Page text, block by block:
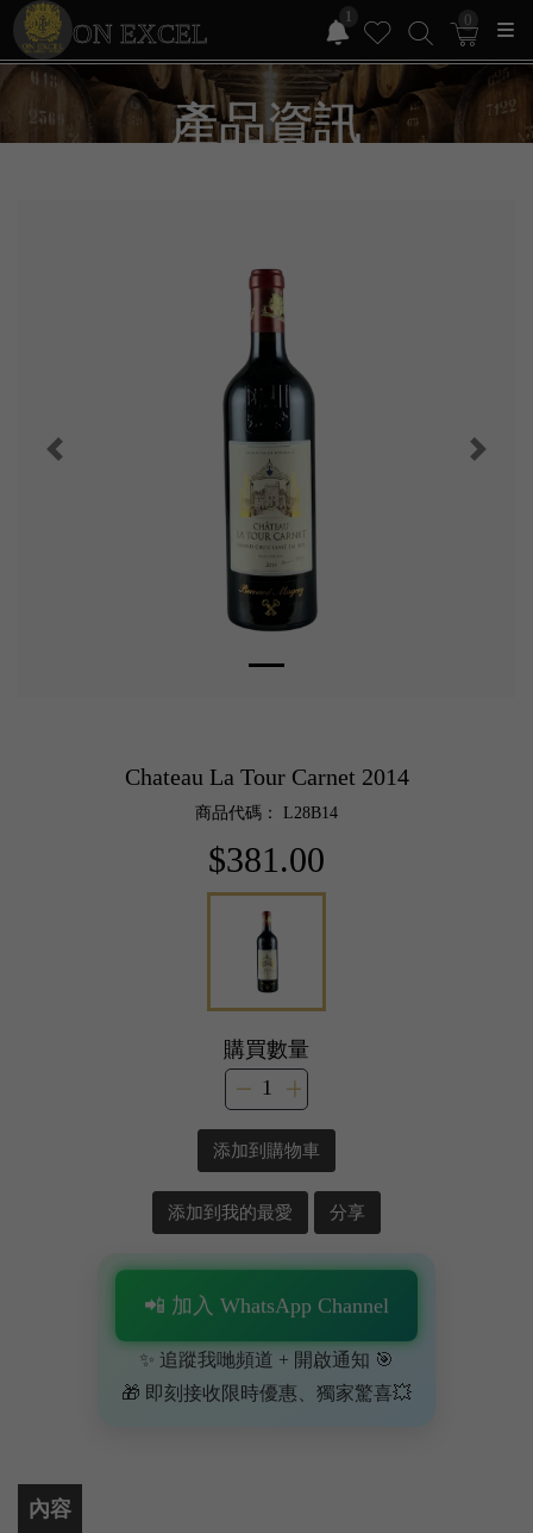
ON EXCEL
1 0
產品資訊
Chateau La Tour Carnet 2014
商品代碼： L28B14
$381.00
購買數量
添加到購物車
添加到我的最愛 分享
📲 加入 WhatsApp Channel
✨ 追蹤我哋頻道 + 開啟通知 🎯
🎁 即刻接收限時優惠、獨家驚喜💥
內容